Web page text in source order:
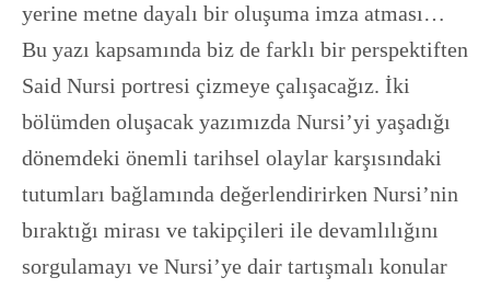
yerine metne dayalı bir oluşuma imza atması…
Bu yazı kapsamında biz de farklı bir perspektiften
Said Nursi portresi çizmeye çalışacağız. İki
bölümden oluşacak yazımızda Nursi’yi yaşadığı
dönemdeki önemli tarihsel olaylar karşısındaki
tutumları bağlamında değerlendirirken Nursi’nin
bıraktığı mirası ve takipçileri ile devamlılığını
sorgulamayı ve Nursi’ye dair tartışmalı konular